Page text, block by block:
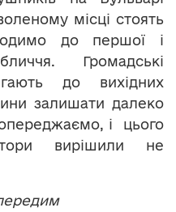
місці стоять
до першої і
Громадські
до вихідних
залишати далеко
і цього
вирішили не